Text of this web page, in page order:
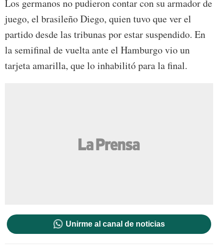
Los germanos no pudieron contar con su armador de
juego, el brasileño Diego, quien tuvo que ver el
partido desde las tribunas por estar suspendido. En
la semifinal de vuelta ante el Hamburgo vio un
tarjeta amarilla, que lo inhabilitó para la final.
Unirme al canal de noticias